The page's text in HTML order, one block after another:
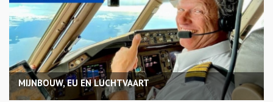
MIJNBOUW, EU EN LUCHTVAART